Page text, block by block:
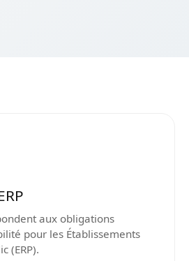
aux obligations
pour les Établissements
(ERP).